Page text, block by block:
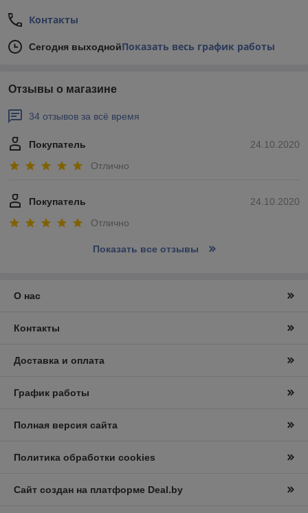
Контакты
Сегодня выходнойПоказать весь график работы
Отзывы о магазине
34 отзывов за всё время
24.10.2020
Покупатель
Отлично
24.10.2020
Покупатель
Отлично
Показать все отзывы
О нас
Контакты
Доставка и оплата
График работы
Полная версия сайта
Политика обработки cookies
Сайт создан на платформе Deal.by